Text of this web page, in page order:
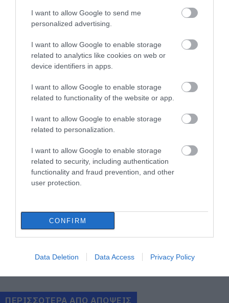
I want to allow Google to send me
personalized advertising.
I want to allow Google to enable storage
related to analytics like cookies on web or
device identifiers in apps.
I want to allow Google to enable storage
related to functionality of the website or app.
I want to allow Google to enable storage
related to personalization.
I want to allow Google to enable storage
related to security, including authentication
functionality and fraud prevention, and other
user protection.
CONFIRM
Data Deletion Data Access Privacy Policy
στη Σκύρο
06.08.2026 | 23:15
Φωτιά στη Σκύρο: Δύσκολη νύχτα
για την Καλαμίτσα – Νέες εικόνες
06.08.2026 | 22:04
κόσμου η μεγάλη γιορτή στους
Ωρεούς – Παρών ο Θανάσης
06.08.2026 | 22:00
Συντάξεις Σεπτεμβρίου 2026:
Πότε πληρώνονται οι δικαιούχοι –
Οι ημερομηνίες του e-ΕΦΚΑ
Σοκ στην Εύβοια με την κοπέλα
06.08.2026 | 21:20
Νεότερα για τη Φωτιά στη Σκύρο:
– Νέο βίντεο
Όλες οι τελευταίες ειδήσεις
ΠΕΡΙΣΣΟΤΕΡΑ ΑΠΟ ΑΠΟΨΕΙΣ